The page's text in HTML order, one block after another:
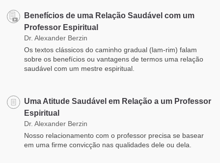
Benefícios de uma Relação Saudável com um
Professor Espiritual
Dr. Alexander Berzin
Os textos clássicos do caminho gradual (lam-rim) falam
sobre os benefícios ou vantagens de termos uma relação
saudável com um mestre espiritual.
Uma Atitude Saudável em Relação a um Professor
Espiritual
Dr. Alexander Berzin
Nosso relacionamento com o professor precisa se basear
em uma firme convicção nas qualidades dele ou dela.